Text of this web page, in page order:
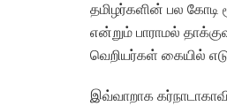
தமிழர்களின் பல கோடி
என்றும் பாராமல்
வெறியர்கள் கையில்
இவ்வாறாக